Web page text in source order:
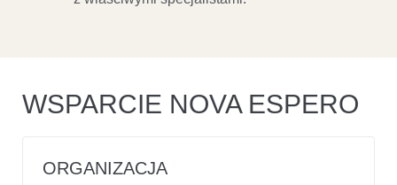
WSPARCIE NOVA ESPERO
ORGANIZACJA